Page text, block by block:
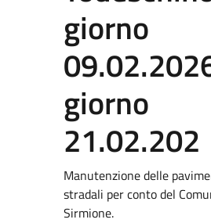
giorno
giorno
21.02.202
Manutenzione delle
stradali per conto del
Sirmione.